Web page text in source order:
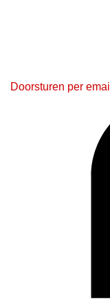
Doorsturen per email